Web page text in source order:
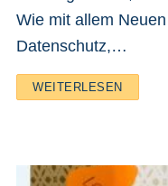
Wie mit allem
Datenschutz,…
WEITERLESEN